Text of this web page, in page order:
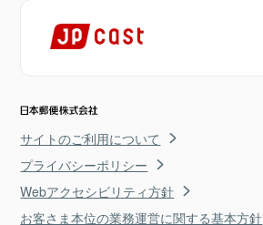
サイトのご利用について
プライバシーポリシー
Webアクセシビリティ方針
お客さま本位の業務運営に関する基本方針